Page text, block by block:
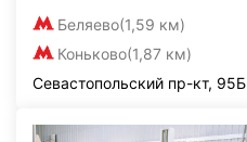
Беляево(1,59 км)
Коньково(1,87 км)
Севастопольский пр-кт, 95Б